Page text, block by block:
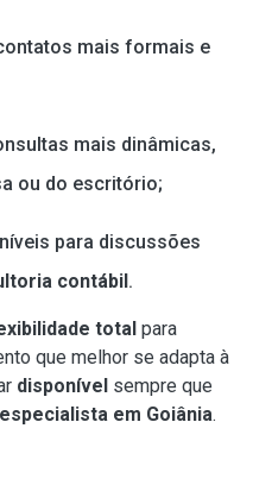
mais formais e
mais dinâmicas,
ou do escritório;
para discussões
contábil .
total para
que melhor se adapta à
disponível sempre que
em Goiânia.